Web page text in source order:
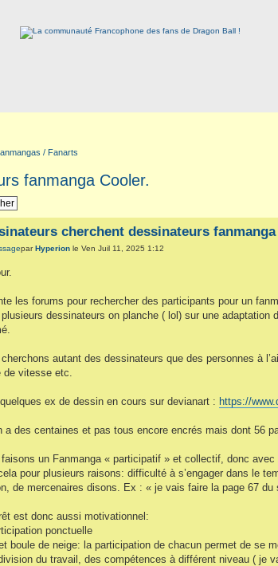
/ Fanarts
fanmanga Cooler.
cherchent dessinateurs
parHyperion le Ven Juil 11, 2025 1:12
les forums pour rechercher des participants pour un
dessinateurs on planche ( lol) sur une
cherchons autant des dessinateurs que des personnes à
de vitesse etc.
ex de dessin en cours sur devianart : https://
a des centaines et pas tous encore encrés mais dont 56
faisons un Fanmanga « participatif » et collectif, donc
pour plusieurs raisons: difficulté à s’engager dans le
de mercenaires disons. Ex : « je vais faire la page 67
est donc aussi motivationnel:
ponctuelle
boule de neige: la participation de chacun permet de se
du travail, des compétences à différent niveau ( je